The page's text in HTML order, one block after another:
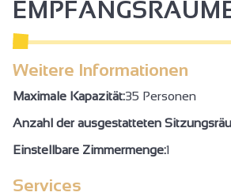
Türen >=77 cm breit
WC + Haltestange +
Klimaanlage
Empfang
Seminar/Treffen
Weitere Informationen
Maximale Kapazität:35 Personen
Anzahl der ausgestatteten
Einstellbare Zimmermenge:1
Services